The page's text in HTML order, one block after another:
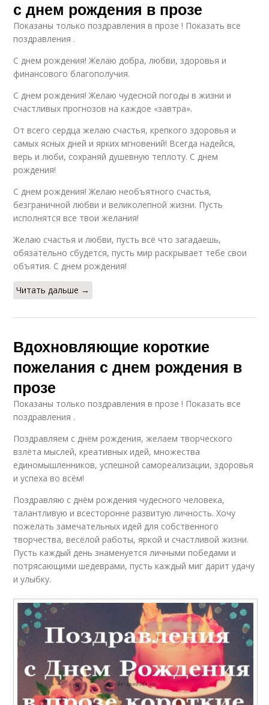
с днем рождения в прозе
Показаны только поздравления в прозе ! Показать все
поздравления .
С днем рождения! Желаю добра, любви, здоровья и
финансового благополучия.
С днем рождения! Желаю чудесной погоды в жизни и
счастливых прогнозов на каждое «завтра».
От всего сердца желаю счастья, крепкого здоровья и
самых ясных дней и ярких мгновений! Всегда надейся,
верь и люби, сохраняй душевную теплоту. С днем
рождения!
С днем рождения! Желаю необъятного счастья,
безграничной любви и великолепной жизни. Пусть
исполнятся все твои желания!
Желаю счастья и любви, пусть всё что загадаешь,
обязательно сбудется, пусть мир раскрывает тебе свои
объятия. С днем рождения!
Читать дальше →
Вдохновляющие короткие
пожелания с днем рождения в
прозе
Показаны только поздравления в прозе ! Показать все
поздравления .
Поздравляем с днём рождения, желаем творческого
взлёта мыслей, креативных идей, множества
единомышленников, успешной самореализации, здоровья
и успеха во всём!
Поздравляю с днём рождения чудесного человека,
талантливую и всесторонне развитую личность. Хочу
пожелать замечательных идей для собственного
творчества, весёлой работы, яркой и счастливой жизни.
Пусть каждый день знаменуется личными победами и
потрясающими шедеврами, пусть каждый миг дарит удачу
и улыбку.